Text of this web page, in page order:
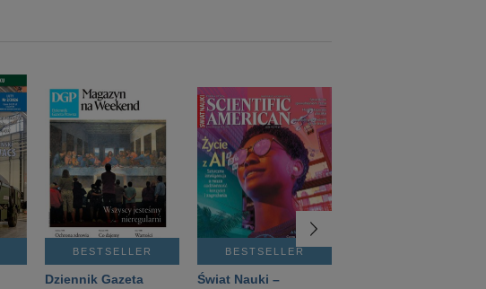
BESTSELLER
Dziennik Gazeta
BESTSELLER
Świat Nauki –